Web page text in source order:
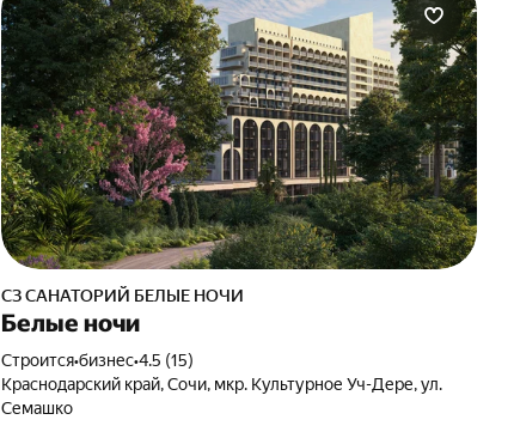
СЗ САНАТОРИЙ БЕЛЫЕ НОЧИ
Белые ночи
Строится•бизнес•4.5 (15)
Краснодарский край, Сочи, мкр. Культурное Уч-Дере, ул.
Семашко